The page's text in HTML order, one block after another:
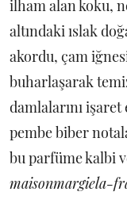
ilham alan koku,
altındaki ıslak
akordu, çam
buharlaşarak
damlalarını işaret
pembe biber
bu parfüme kalbi
maisonmargiela-